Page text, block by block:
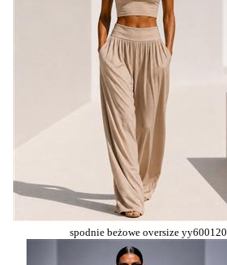
spodnie beżowe oversize yy600120